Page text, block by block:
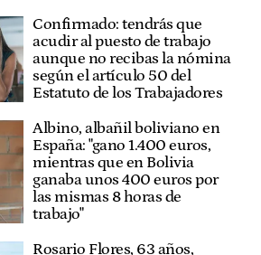
Confirmado: tendrás que
acudir al puesto de trabajo
aunque no recibas la nómina
según el artículo 50 del
Estatuto de los Trabajadores
Albino, albañil boliviano en
España: "gano 1.400 euros,
mientras que en Bolivia
ganaba unos 400 euros por
las mismas 8 horas de
trabajo"
Rosario Flores, 63 años,